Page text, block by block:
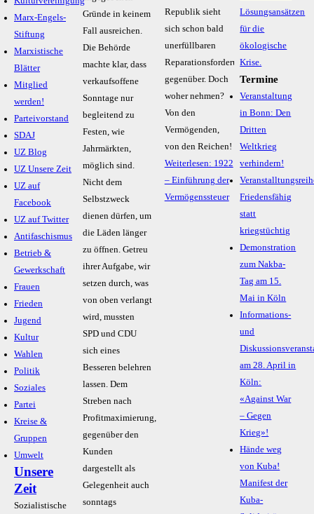
Marx-Engels-
Stiftung
Marxistische
Blätter
Mitglied
werden!
Parteivorstand
SDAJ
UZ Blog
UZ Unsere Zeit
UZ auf
Facebook
UZ auf Twitter
Antifaschismus
Betrieb &
Gewerkschaft
Frauen
Frieden
Jugend
Kultur
Wahlen
Politik
Soziales
Partei
Kreise &
Gruppen
Umwelt
Unsere
Zeit
Sozialistische
Gründe in keinem
Fall ausreichen.
Die Behörde
machte klar, dass
verkaufsoffene
Sonntage nur
begleitend zu
Festen, wie
Jahrmärkten,
möglich sind.
Nicht dem
Selbstzweck
dienen dürfen, um
die Läden länger
zu öffnen. Getreu
ihrer Aufgabe, wir
setzen durch, was
von oben verlangt
wird, mussten
SPD und CDU
sich eines
Besseren belehren
lassen. Dem
Streben nach
Profitmaximierung,
gegenüber den
Kunden
dargestellt als
Gelegenheit auch
sonntags
Republik sieht
sich schon bald
unerfüllbaren
Reparationsforderungen
gegenüber. Doch
woher nehmen?
Von den
Vermögenden,
von den Reichen!
Weiterlesen: 1922
– Einführung der
Vermögenssteuer
Termine
Veranstaltung
in Bonn: Den
Dritten
Weltkrieg
verhindern!
Friedensfähig
statt
kriegstüchtig
Demonstration
zum Nakba-
Tag am 15.
Mai in Köln
Informations-
und
am 28. April in
Köln:
«Against War
– Gegen
Krieg»!
Hände weg
von Kuba!
Manifest der
Kuba-